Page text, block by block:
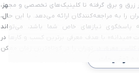
زرق و برق گرفته تا کلینیک‌های تخصصی و مجهز،
را به مراجعه‌کنندگان ارائه می‌دهد. با این حال،
پاسخگوی نیازهای خاص شما باشد، می‌تواند
«میدانه» با هدف معرفی برترین کسب و کارها در
کلاس معرق در تهران را در کوتاه‌ترین زمان ممکن